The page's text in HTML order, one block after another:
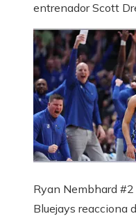
entrenador Scott
Ryan Nembhard
Bluejays reacciona